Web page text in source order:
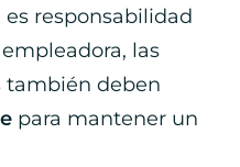
responsabilidad
las
también deben
para mantener un